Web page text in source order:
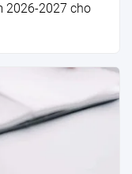
2026-2027 cho